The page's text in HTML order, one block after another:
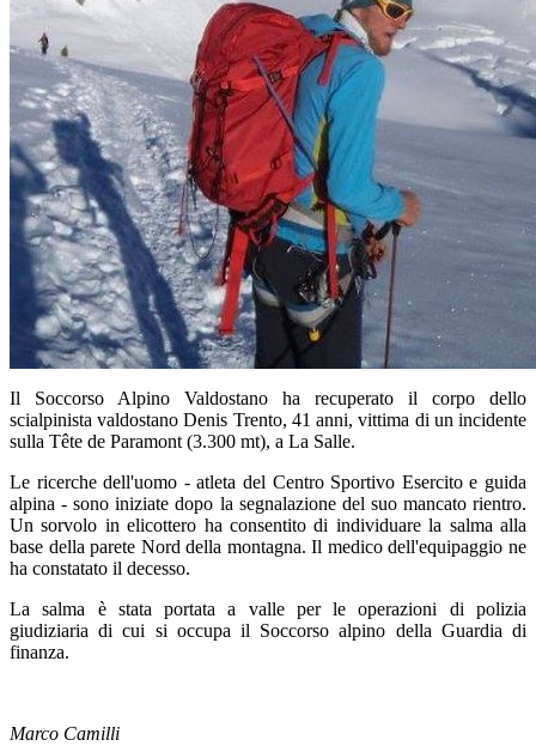
Il Soccorso Alpino Valdostano ha recuperato il corpo dello
scialpinista valdostano Denis Trento, 41 anni, vittima di un incidente
sulla Tête de Paramont (3.300 mt), a La Salle.
Le ricerche dell'uomo - atleta del Centro Sportivo Esercito e guida
alpina - sono iniziate dopo la segnalazione del suo mancato rientro.
Un sorvolo in elicottero ha consentito di individuare la salma alla
base della parete Nord della montagna. Il medico dell'equipaggio ne
ha constatato il decesso.
La salma è stata portata a valle per le operazioni di polizia
giudiziaria di cui si occupa il Soccorso alpino della Guardia di
finanza.
Marco Camilli